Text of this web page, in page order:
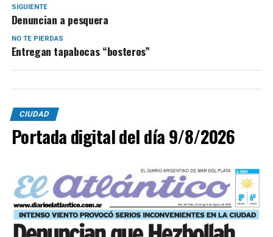
SIGUIENTE
Denuncian a pesquera
NO TE PIERDAS
Entregan tapabocas “bosteros”
CIUDAD
Portada digital del día 9/8/2026